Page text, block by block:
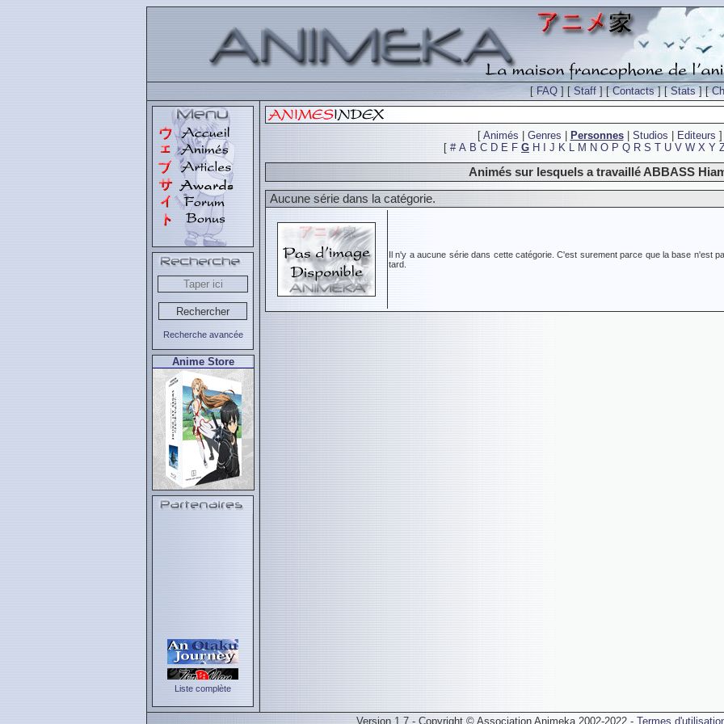
[FAQ ] [Staff ] [Contacts] [Stats] [
Recherche avancée
Anime Store
Liste complète
[ Animés Genres Personnes| Studios Editeurs ]
[ # A B C D E F G H J K L M N O P Q R S T U V W X Y
Animés sur lesquels a travaillé ABBASS
Aucune série dans la catégorie.
Il n'y a aucune série dans cette catégorie. C'est surement parce que la base n'est
tard.
Version 1.7 - Copyright © Association Animeka 2002-2022 - Termes